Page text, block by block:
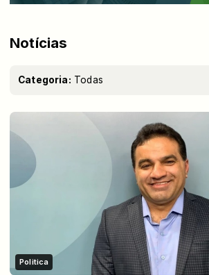
Notícias
Categoria: Todas
Politica